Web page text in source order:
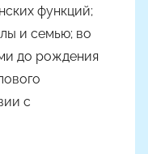
функций;
и семью; во
до рождения
с